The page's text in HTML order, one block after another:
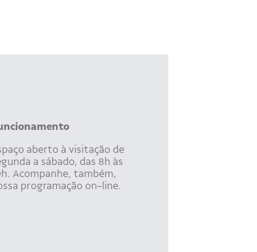
aberto à visitação de
a sábado, das 8h às
Acompanhe, também,
programação on-line.